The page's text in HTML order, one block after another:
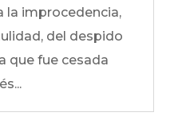
la improcedencia,
del despido
que fue cesada